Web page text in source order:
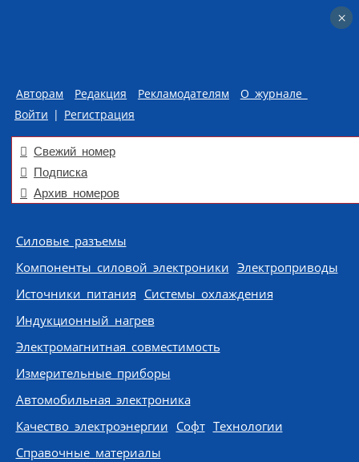
Авторам Редакция Рекламодателям
О журнале
Войти | Регистрация
Свежий номер
Подписка
Архив номеров
Skip to content
Силовые разъемы
Компоненты силовой электроники Электроприводы
Источники питания Системы охлаждения
Индукционный нагрев
Электромагнитная совместимость
Измерительные приборы
Автомобильная электроника
Качество электроэнергии Софт Технологии
Справочные материалы
×
×